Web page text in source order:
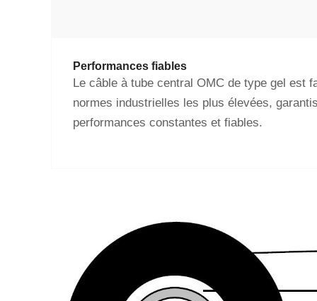
Performances fiables
Le câble à tube central OMC de type gel est
normes industrielles les plus élevées,
performances constantes et fiables.